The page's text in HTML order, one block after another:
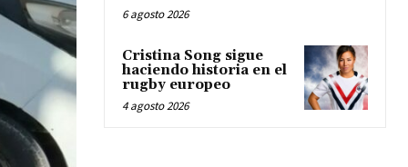
6 agosto 2026
Cristina Song sigue
haciendo historia en el
rugby europeo
4 agosto 2026